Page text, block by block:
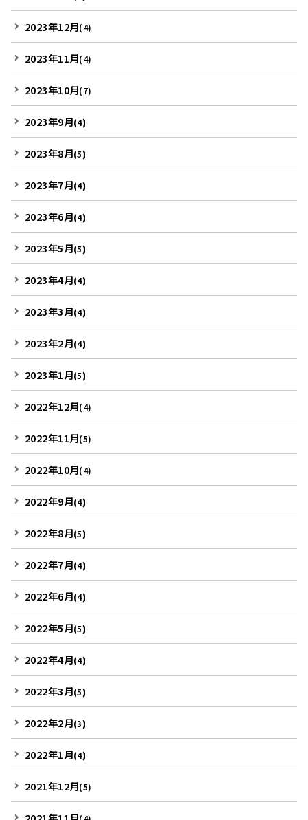
2023年12月(4)
2023年11月(4)
2023年10月(7)
2023年9月(4)
2023年8月(5)
2023年7月(4)
2023年6月(4)
2023年5月(5)
2023年4月(4)
2023年3月(4)
2023年2月(4)
2023年1月(5)
2022年12月(4)
2022年11月(5)
2022年10月(4)
2022年9月(4)
2022年8月(5)
2022年7月(4)
2022年6月(4)
2022年5月(5)
2022年4月(4)
2022年3月(5)
2022年2月(3)
2022年1月(4)
2021年12月(5)